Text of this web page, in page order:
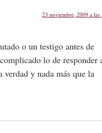
23 noviembre, 2009 a las
o un testigo antes de
lo de responder
verdad y nada más que la